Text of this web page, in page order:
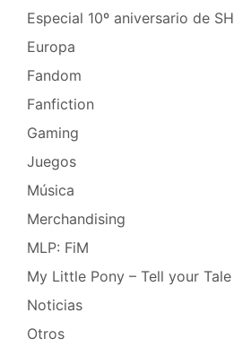
Especial 10º aniversario de SH
Europa
Fandom
Fanfiction
Gaming
Juegos
Música
Merchandising
MLP: FiM
My Little Pony – Tell your Tale
Noticias
Otros